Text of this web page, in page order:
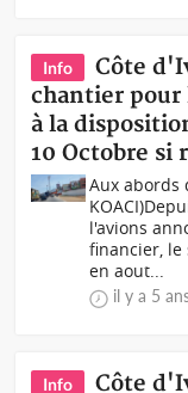
Info
Côte
chantier pour
à la
10 Octobre si
Aux abords
l'avions
financier, le
en aout...
il y a 5
Info
Côte